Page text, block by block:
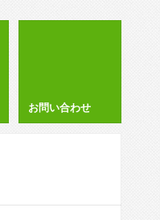
お問い合わせ